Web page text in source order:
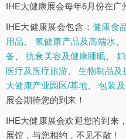
IHE大健康展会每年6月份在广
IHE大健康展会包含： 健康食
用品
氢健康产品及高端水
备 、抗衰美容及健康睡眠 、
医疗及医疗旅游
生物制品及
大健康产业园区/基地 、包装
展会期待您的到来！
IHE大健康展会欢迎您的到来
展馆，与您相约，不见不散！